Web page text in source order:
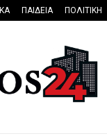
ΠΑΙΔΕΙΑ ΠΟΛΙΤΙΚΗ